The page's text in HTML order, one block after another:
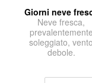
Giorni neve
Neve fresca,
prevalentemente
soleggiato, vento
debole.